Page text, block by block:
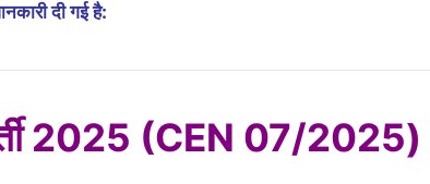
दी गई है:
2025 (CEN 07/2025)